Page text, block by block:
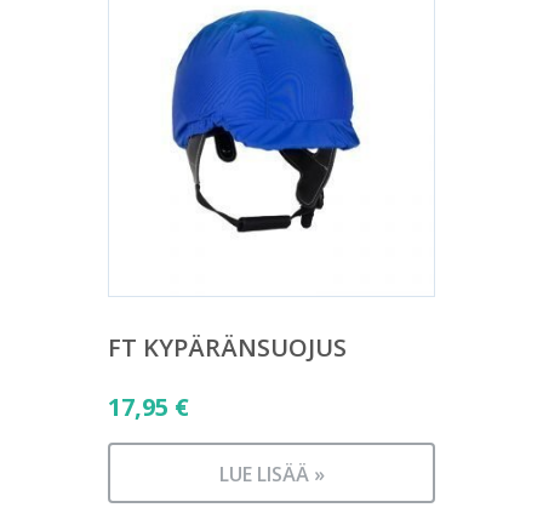
FT KYPÄRÄNSUOJUS
17,95 €
LUE LISÄÄ »